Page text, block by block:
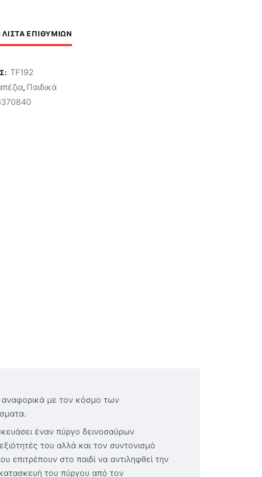
ΕΠΙΘΥΜΙΏΝ
TF192
, Παιδικά
αναφορικά με τον κόσμο των
έναν πύργο δεινοσαύρων
του αλλά και τον συντονισμό
επιτρέπουν στο παιδί να αντιληφθεί την
του πύργου από τον